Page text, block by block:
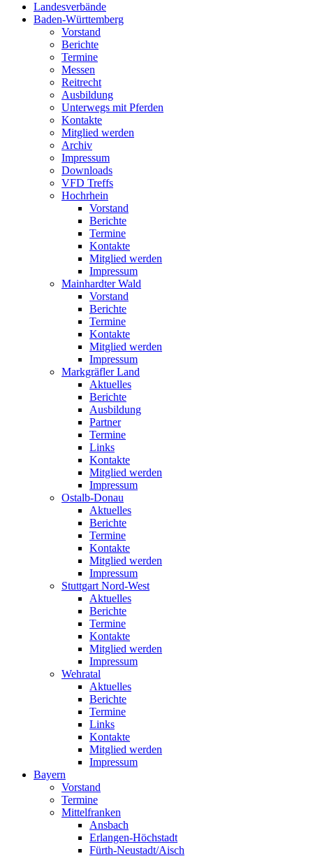
Landesverbände
Baden-Württemberg
Vorstand
Berichte
Termine
Messen
Reitrecht
Ausbildung
Unterwegs mit Pferden
Kontakte
Mitglied werden
Archiv
Impressum
Downloads
VFD Treffs
Hochrhein
Vorstand
Berichte
Termine
Kontakte
Mitglied werden
Impressum
Mainhardter Wald
Vorstand
Berichte
Termine
Kontakte
Mitglied werden
Impressum
Markgräfler Land
Aktuelles
Berichte
Ausbildung
Partner
Termine
Links
Kontakte
Mitglied werden
Impressum
Ostalb-Donau
Aktuelles
Berichte
Termine
Kontakte
Mitglied werden
Impressum
Stuttgart Nord-West
Aktuelles
Berichte
Termine
Kontakte
Mitglied werden
Impressum
Wehratal
Aktuelles
Berichte
Termine
Links
Kontakte
Mitglied werden
Impressum
Bayern
Vorstand
Termine
Mittelfranken
Ansbach
Erlangen-Höchstadt
Fürth-Neustadt/Aisch